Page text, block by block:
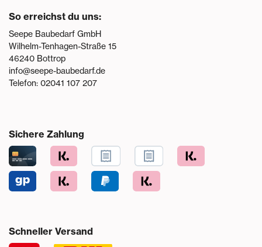
So erreichst du uns:
Seepe Baubedarf GmbH
Wilhelm-Tenhagen-Straße 15
46240 Bottrop
info@seepe-baubedarf.de
Telefon: 02041 107 207
Sichere Zahlung
Schneller Versand